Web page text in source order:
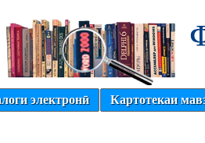
электронӣ
Картотекаи